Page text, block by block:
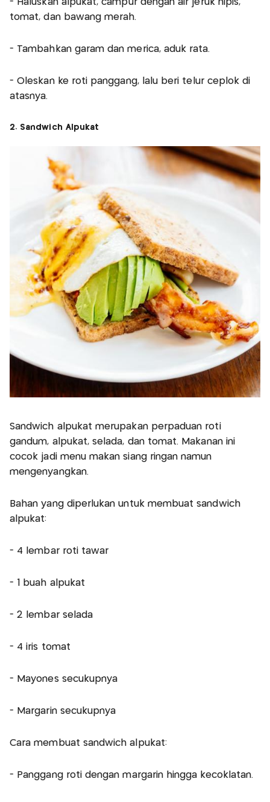
- Haluskan alpukat, campur dengan air jeruk nipis,
tomat, dan bawang merah.
- Tambahkan garam dan merica, aduk rata.
- Oleskan ke roti panggang, lalu beri telur ceplok di
atasnya.
2. Sandwich Alpukat
Sandwich alpukat merupakan perpaduan roti
gandum, alpukat, selada, dan tomat. Makanan ini
cocok jadi menu makan siang ringan namun
mengenyangkan.
Bahan yang diperlukan untuk membuat sandwich
alpukat:
- 4 lembar roti tawar
- 1 buah alpukat
- 2 lembar selada
- 4 iris tomat
- Mayones secukupnya
- Margarin secukupnya
Cara membuat sandwich alpukat:
- Panggang roti dengan margarin hingga kecoklatan.